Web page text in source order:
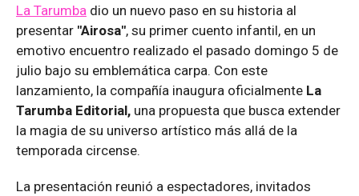
La Tarumba dio un nuevo paso en su historia al
presentar "Airosa", su primer cuento infantil, en un
emotivo encuentro realizado el pasado domingo 5 de
julio bajo su emblemática carpa. Con este
lanzamiento, la compañía inaugura oficialmente La
Tarumba Editorial, una propuesta que busca extender
la magia de su universo artístico más allá de la
temporada circense.
La presentación reunió a espectadores, invitados